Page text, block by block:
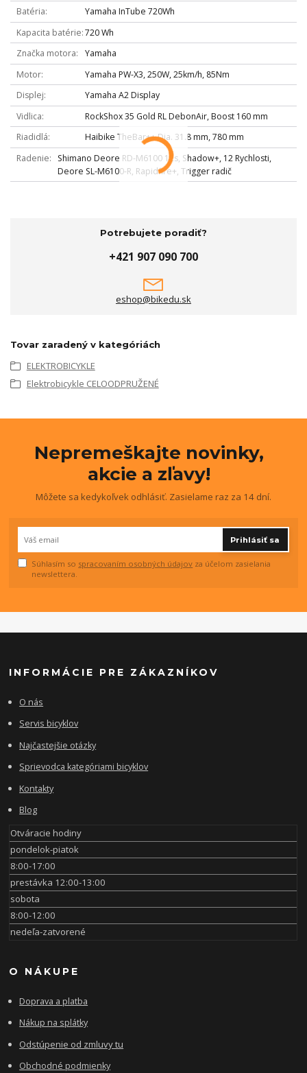
Batéria
Yamaha InTube 720Wh
Kapacita batérie 720 Wh
Značka motora
Yamaha
Motor
Yamaha PW-X3, 250W, 25km/h, 85Nm
Displej
Yamaha A2 Display
Vidlica
RockShox 35 Gold RL DebonAir, Boost 160 mm
Riadidlá
Haibike TheBar++ Dia. 31.8 mm, 780 mm
Radenie
Shimano Deore RD-M6100 12s, Shadow+, 12 Rychlosti,
Deore SL-M6100-R, Rapidfire+, Trigger radič
Potrebujete poradiť?
+421 907 090 700
eshop@bikedu.sk
Tovar zaradený v kategóriách
ELEKTROBICYKLE
Elektrobicykle CELOODPRUŽENÉ
Nepremeškajte novinky,
akcie a zľavy!
Môžete sa kedykoľvek odhlásiť. Zasielame raz za 14 dní.
Prihlásiť sa
Súhlasím so spracovaním osobných údajov za účelom zasielania
newslettera.
INFORMÁCIE PRE ZÁKAZNÍKOV
O nás
Servis bicyklov
Najčastejšie otázky
Sprievodca kategóriami bicyklov
Kontakty
Blog
Otváracie hodiny
pondelok-piatok
8:00-17:00
prestávka 12:00-13:00
sobota
8:00-12:00
nedeľa-zatvorené
O NÁKUPE
Doprava a platba
Nákup na splátky
Odstúpenie od zmluvy tu
Obchodné podmienky